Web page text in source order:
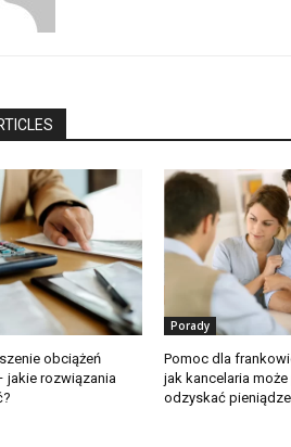
obciążeń
jakie rozwiązania
Porady
Pomoc dla
jak kancelaria
odzyskać